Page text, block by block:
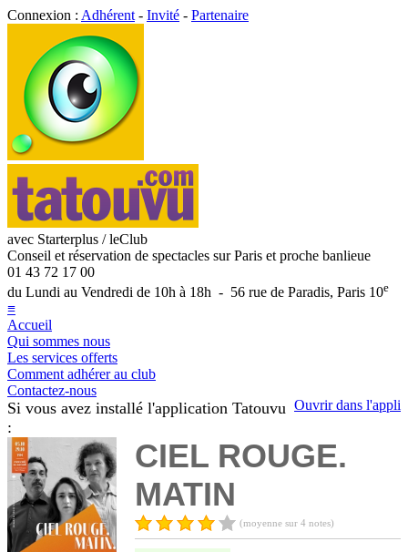
Connexion : Adhérent - Invité - Partenaire
avec Starterplus / leClub
Conseil et réservation de spectacles sur Paris et proche banlieue
01 43 72 17 00
du Lundi au Vendredi de 10h à 18h - 56 rue de Paradis, Paris 10e
≡
Accueil
Qui sommes nous
Les services offerts
Comment adhérer au club
Contactez-nous
Ouvrir dans l'appli
Si vous avez installé l'application Tatouvu
:
CIEL ROUGE.
MATIN
(moyenne sur 4 notes)